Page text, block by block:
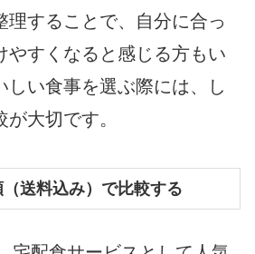
理することで、自分に合っ
やすくなると感じる方もい
しい食事を選ぶ際には、し
大切です。
送料込み）で比較する